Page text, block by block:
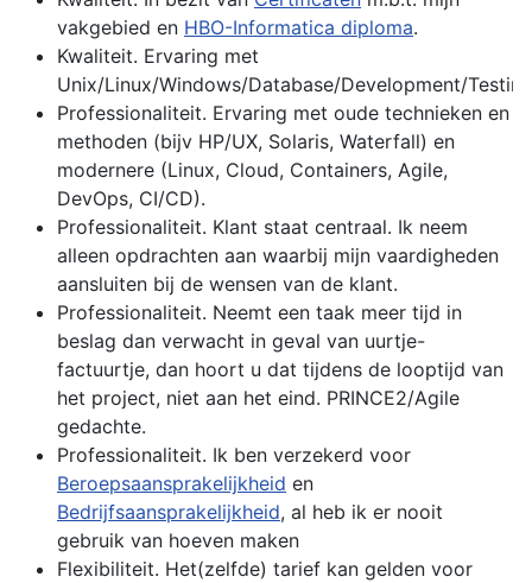
vakgebied en HBO-Informatica diploma.
Kwaliteit. Ervaring met
Unix/Linux/Windows/Database/Development/Testing
Professionaliteit. Ervaring met oude technieken en
methoden (bijv HP/UX, Solaris, Waterfall) en
modernere (Linux, Cloud, Containers, Agile,
DevOps, CI/CD).
Professionaliteit. Klant staat centraal. Ik neem
alleen opdrachten aan waarbij mijn vaardigheden
aansluiten bij de wensen van de klant.
Professionaliteit. Neemt een taak meer tijd in
beslag dan verwacht in geval van uurtje-
factuurtje, dan hoort u dat tijdens de looptijd van
het project, niet aan het eind. PRINCE2/Agile
gedachte.
Professionaliteit. Ik ben verzekerd voor
Beroepsaansprakelijkheid en
Bedrijfsaansprakelijkheid, al heb ik er nooit
gebruik van hoeven maken
Flexibiliteit. Het(zelfde) tarief kan gelden voor